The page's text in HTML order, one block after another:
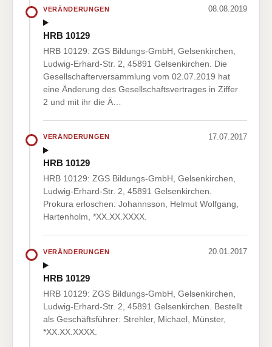
VERÄNDERUNGEN 08.08.2019
HRB 10129
HRB 10129: ZGS Bildungs-GmbH, Gelsenkirchen,
Ludwig-Erhard-Str. 2, 45891 Gelsenkirchen. Die
Gesellschafterversammlung vom 02.07.2019 hat
eine Änderung des Gesellschaftsvertrages in Ziffer
2 und mit ihr die Ä…
VERÄNDERUNGEN 17.07.2017
HRB 10129
HRB 10129: ZGS Bildungs-GmbH, Gelsenkirchen,
Ludwig-Erhard-Str. 2, 45891 Gelsenkirchen.
Prokura erloschen: Johannsson, Helmut Wolfgang,
Hartenholm, *XX.XX.XXXX.
VERÄNDERUNGEN 20.01.2017
HRB 10129
HRB 10129: ZGS Bildungs-GmbH, Gelsenkirchen,
Ludwig-Erhard-Str. 2, 45891 Gelsenkirchen. Bestellt
als Geschäftsführer: Strehler, Michael, Münster,
*XX.XX.XXXX.